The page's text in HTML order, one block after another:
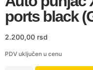
ports black
2.200,00 rsd
PDV uključen u cenu